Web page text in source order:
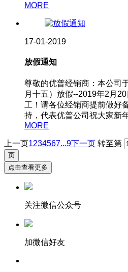
MORE
17-01-2019
放假通知
尊敬的优普经销商：本公司
月十五）放假--2019年2月
工！请各位经销商提前做好
持，代表优普公司祝大家新
MORE
上一页1234567...9下一页 转至第
点击查看更多
关注微信公众号
加微信好友